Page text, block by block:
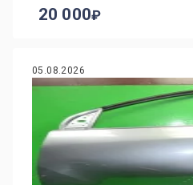
20 000
05.08.2026